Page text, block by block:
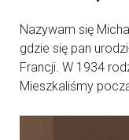
Nazywam się
gdzie się pan
Francji. W 1934
Mieszkaliśmy